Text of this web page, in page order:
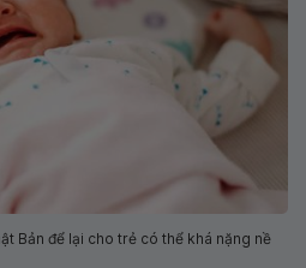
Bản để lại cho trẻ có thể khá nặng nề